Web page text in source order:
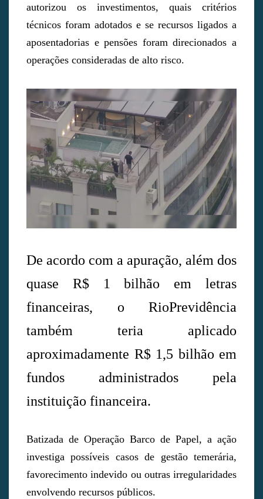
autorizou os investimentos, quais critérios
técnicos foram adotados e se recursos ligados a
aposentadorias e pensões foram direcionados a
operações consideradas de alto risco.
De acordo com a apuração, além dos
quase R$ 1 bilhão em letras
financeiras, o RioPrevidência
também teria aplicado
aproximadamente R$ 1,5 bilhão em
fundos administrados pela
instituição financeira.
Batizada de Operação Barco de Papel, a ação
investiga possíveis casos de gestão temerária,
favorecimento indevido ou outras irregularidades
envolvendo recursos públicos.